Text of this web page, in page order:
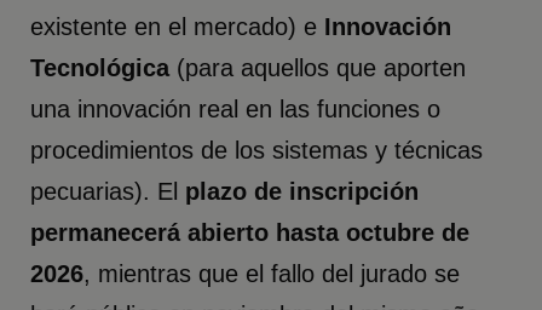
existente en el mercado) e Innovación
Tecnológica(para aquellos que aporten
una innovación real en las funciones o
procedimientos de los sistemas y técnicas
pecuarias). El plazo de inscripción
permanecerá abierto hasta octubre de
2026, mientras que el fallo del jurado se